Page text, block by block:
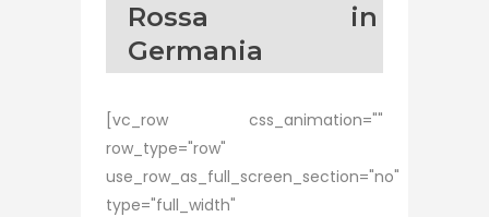
Rossa in
Germania
[vc_row css_animation=""
row_type="row"
use_row_as_full_screen_section="no"
type="full_width"